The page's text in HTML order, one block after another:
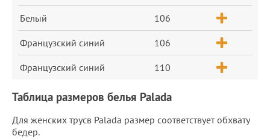
Белый 106
Французский синий 106
Французский синий 110
Таблица размеров белья Palada
Для женских трусв Palada размер соответствует обхвату
бедер.